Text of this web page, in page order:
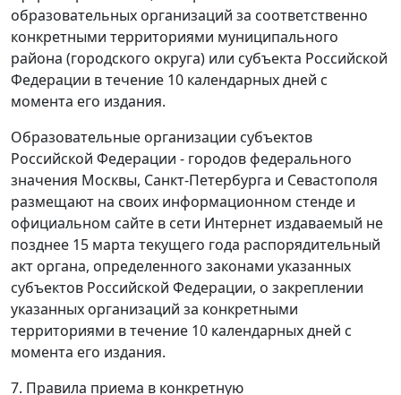
образовательных организаций за соответственно
конкретными территориями муниципального
района (городского округа) или субъекта Российской
Федерации в течение 10 календарных дней с
момента его издания.
Образовательные организации субъектов
Российской Федерации - городов федерального
значения Москвы, Санкт-Петербурга и Севастополя
размещают на своих информационном стенде и
официальном сайте в сети Интернет издаваемый не
позднее 15 марта текущего года распорядительный
акт органа, определенного законами указанных
субъектов Российской Федерации, о закреплении
указанных организаций за конкретными
территориями в течение 10 календарных дней с
момента его издания.
7. Правила приема в конкретную